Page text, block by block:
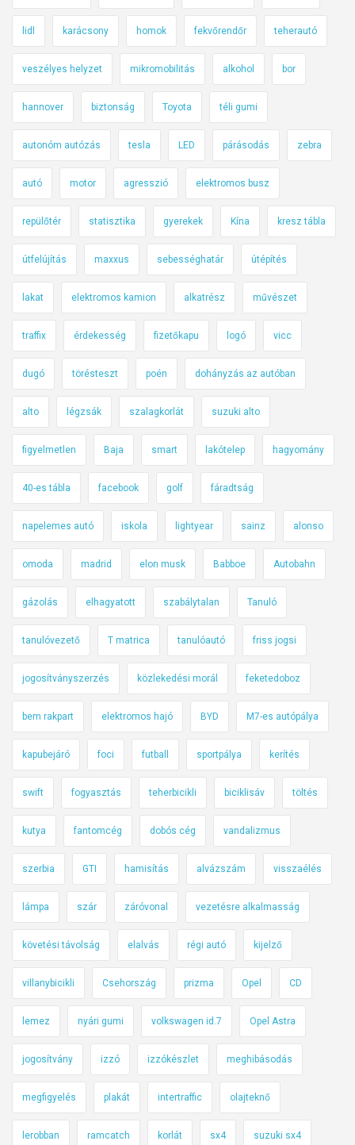
lidl karácsony homok fekvőrendőr teherautó
veszélyes helyzet mikromobilitás alkohol bor
hannover biztonság Toyota téli gumi
autonóm autózás tesla LED párásodás zebra
autó motor agresszió elektromos busz
repülőtér statisztika gyerekek Kína kresz tábla
útfelújítás maxxus sebességhatár útépítés
lakat elektromos kamion alkatrész művészet
traffix érdekesség fizetőkapu logó vicc
dugó törésteszt poén dohányzás az autóban
alto légzsák szalagkorlát suzuki alto
figyelmetlen Baja smart lakótelep hagyomány
40-es tábla facebook golf fáradtság
napelemes autó iskola lightyear sainz alonso
omoda madrid elon musk Babboe Autobahn
gázolás elhagyatott szabálytalan Tanuló
tanulóvezető T matrica tanulóautó friss jogsi
jogosítványszerzés közlekedési morál feketedoboz
bem rakpart elektromos hajó BYD M7-es autópálya
kapubejáró foci futball sportpálya kerítés
swift fogyasztás teherbicikli biciklisáv töltés
kutya fantomcég dobós cég vandalizmus
szerbia GTI hamisítás alvázszám visszaélés
lámpa szár záróvonal vezetésre alkalmasság
követési távolság elalvás régi autó kijelző
villanybicikli Csehország prizma Opel CD
lemez nyári gumi volkswagen id.7 Opel Astra
jogosítvány izzó izzókészlet meghibásodás
megfigyelés plakát intertraffic olajteknő
lerobban ramcatch korlát sx4 suzuki sx4